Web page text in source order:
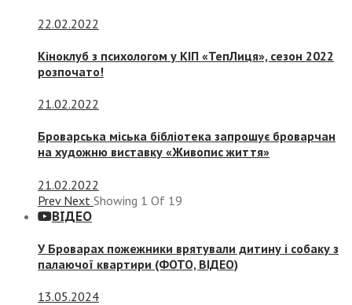
22.02.2022
Кіноклуб з психологом у КІП «ТепЛиця», сезон 2022
розпочато!
21.02.2022
Броварська міська бібліотека запрошує броварчан
на художню виставку «Живопис життя»
21.02.2022
Prev Next Showing 1 Of 19
ВІДЕО
У Броварах пожежники врятували дитину і собаку з
палаючої квартири (ФОТО, ВІДЕО)
13.05.2024